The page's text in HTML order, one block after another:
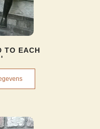
TO EACH